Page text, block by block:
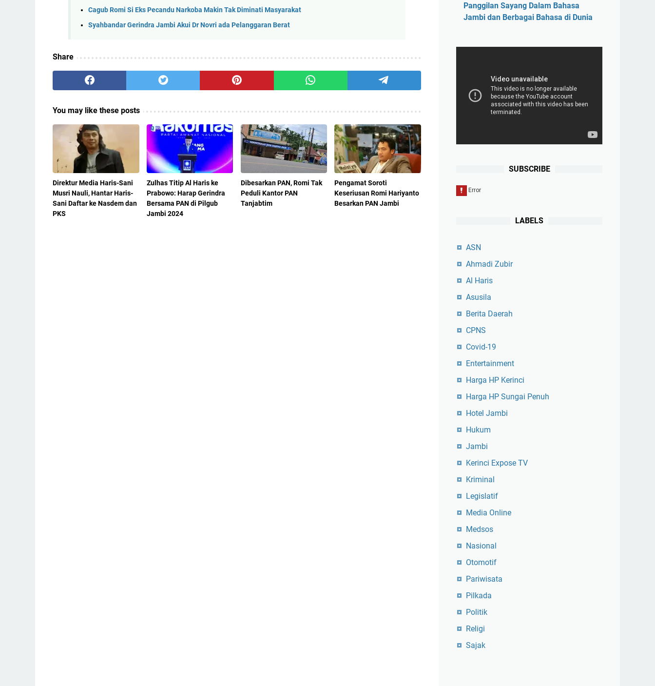
Cagub Romi Si Eks Pecandu Narkoba Makin Tak Diminati Masyarakat
Syahbandar Gerindra Jambi Akui Dr Novri ada Pelanggaran Berat
Share
You may like these posts
Direktur Media Haris-Sani
Musri Nauli, Hantar Haris-
Sani Daftar ke Nasdem dan
PKS
Zulhas Titip Al Haris ke
Prabowo: Harap Gerindra
Bersama PAN di Pilgub
Jambi 2024
Dibesarkan PAN, Romi Tak
Peduli Kantor PAN
Tanjabtim
Pengamat Soroti
Keseriusan Romi Hariyanto
Besarkan PAN Jambi
Panggilan Sayang Dalam Bahasa
Jambi dan Berbagai Bahasa di Dunia
SUBSCRIBE
LABELS
ASN
Ahmadi Zubir
Al Haris
Asusila
Berita Daerah
CPNS
Covid-19
Entertainment
Harga HP Kerinci
Harga HP Sungai Penuh
Hotel Jambi
Hukum
Jambi
Kerinci Expose TV
Kriminal
Legislatif
Media Online
Medsos
Nasional
Otomotif
Pariwisata
Pilkada
Politik
Religi
Sajak